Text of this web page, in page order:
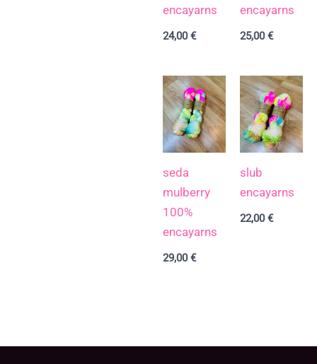
encayarns
24,00€
encayarns
25,00€
seda
mulberry
100%
encayarns
29,00€
slub
encayarns
22,00€